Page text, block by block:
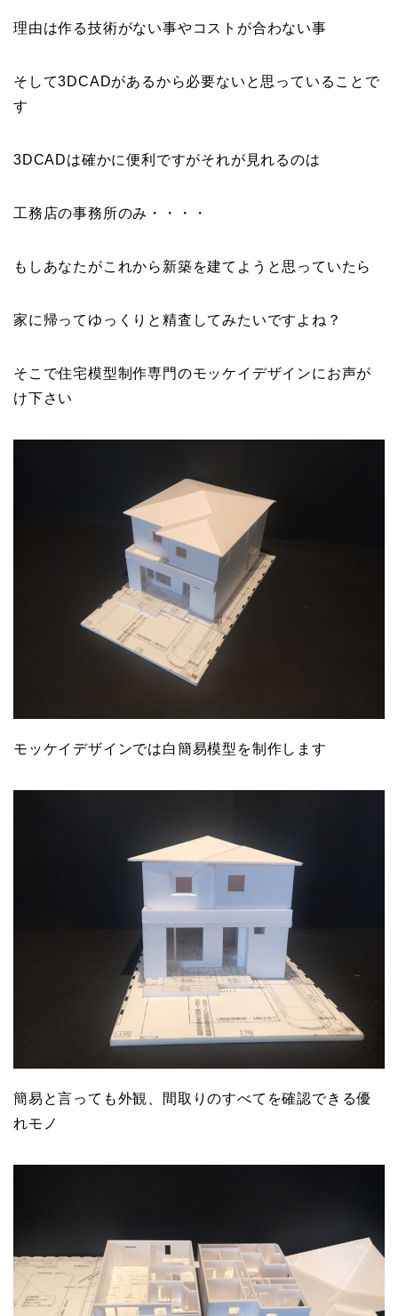
理由は作る技術がない事やコストが合わない事
そして3DCADがあるから必要ないと思っていることで
す
3DCADは確かに便利ですがそれが見れるのは
工務店の事務所のみ・・・・
もしあなたがこれから新築を建てようと思っていたら
家に帰ってゆっくりと精査してみたいですよね？
そこで住宅模型制作専門のモッケイデザインにお声が
け下さい
モッケイデザインでは白簡易模型を制作します
簡易と言っても外観、間取りのすべてを確認できる優
れモノ